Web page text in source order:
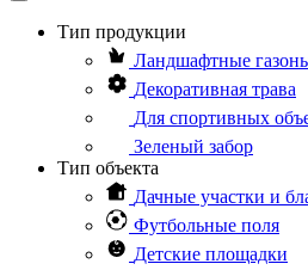
Тип продукции
Ландшафтные
Декоративная трава
Для спортивных
Зеленый забор
Тип объекта
Дачные участки и
Футбольные поля
Детские площадки